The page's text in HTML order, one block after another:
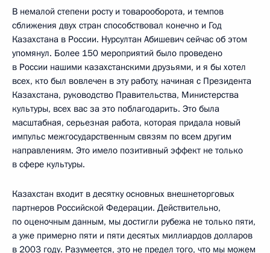
В немалой степени росту и товарооборота, и темпов
сближения двух стран способствовал конечно и Год
Казахстана в России. Нурсултан Абишевич сейчас об этом
упомянул. Более 150 мероприятий было проведено
в России нашими казахстанскими друзьями, и я бы хотел
всех, кто был вовлечен в эту работу, начиная с Президента
Казахстана, руководство Правительства, Министерства
культуры, всех вас за это поблагодарить. Это была
масштабная, серьезная работа, которая придала новый
импульс межгосударственным связям по всем другим
направлениям. Это имело позитивный эффект не только
в сфере культуры.
Казахстан входит в десятку основных внешнеторговых
партнеров Российской Федерации. Действительно,
по оценочным данным, мы достигли рубежа не только пяти,
а уже примерно пяти и пяти десятых миллиардов долларов
в 2003 году. Разумеется, это не предел того, что мы можем